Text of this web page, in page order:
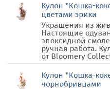
Кулон "Кошка-
цветами эрики
Украшения из
Настоящие
эпоксидной
ручная работа.
от Bloomery
Кулон "Кошка-
чорнобривцами